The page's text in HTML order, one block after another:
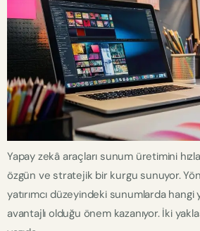
Yapay zekâ araçları sunum üretimini
özgün ve stratejik bir kurgu sunuyor.
yatırımcı düzeyindeki sunumlarda hangi
avantajlı olduğu önem kazanıyor. İki